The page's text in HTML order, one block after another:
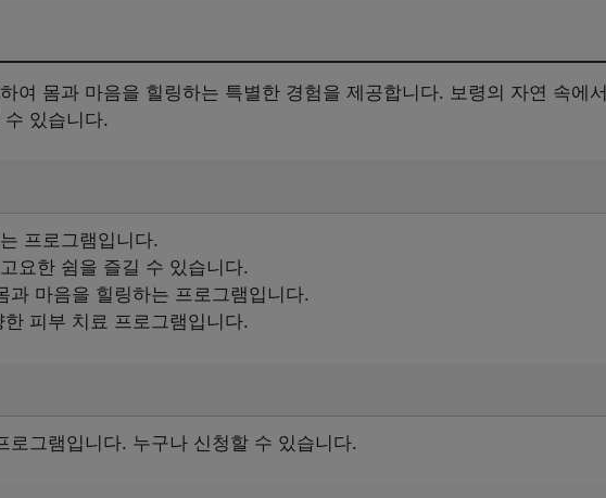
여 몸과 마음을 힐링하는 특별한 경험을 제공합니다. 보령의 자연 속에서
있습니다.
프로그램입니다.
요한 쉼을 즐길 수 있습니다.
과 마음을 힐링하는 프로그램입니다.
피부 치료 프로그램입니다.
로그램입니다. 누구나 신청할 수 있습니다.